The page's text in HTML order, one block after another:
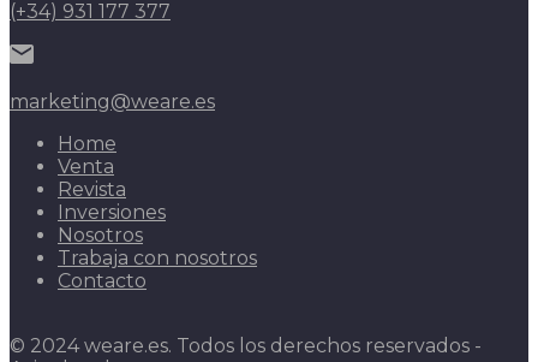
(+34) 931 177 377
marketing@weare.es
Home
Venta
Revista
Inversiones
Nosotros
Trabaja con nosotros
Contacto
© 2024 weare.es. Todos los derechos reservados -